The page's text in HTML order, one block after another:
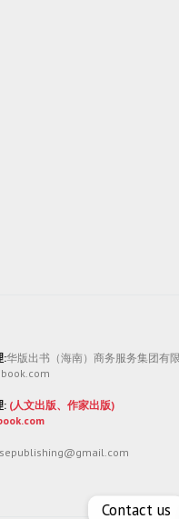
:华版出书（海南）商务服务集团有
: (人文出版、作家出版)
Contact us